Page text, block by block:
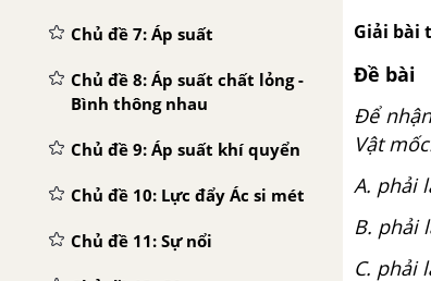
Chủ đề 7: Áp suất
Chủ đề 8: Áp suất chất lỏng -
Bình thông nhau
Chủ đề 9: Áp suất khí quyển
Chủ đề 10: Lực đẩy Ác si mét
Chủ đề 11: Sự nổi
Giải bài
Đề bài
Để
Vật
A. phải
B. phải
C. phải